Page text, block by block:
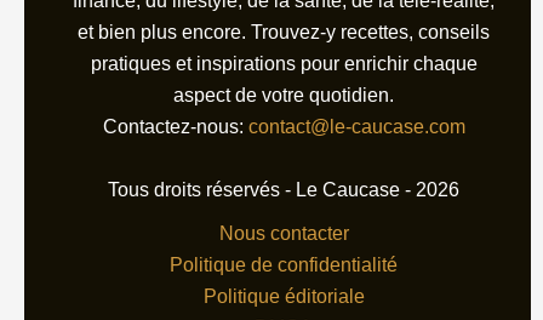
et bien plus encore. Trouvez-y recettes, conseils
pratiques et inspirations pour enrichir chaque
aspect de votre quotidien.
Contactez-nous: contact@le-caucase.com
Tous droits réservés - Le Caucase - 2026
Nous contacter
Politique de confidentialité
Politique éditoriale